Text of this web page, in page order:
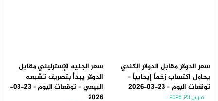
سعر الدولار مقابل الدولار الكندي
يحاول اكتساب زخماً إيجابياً –
توقعات اليوم – 23-03-2026
مارس 23, 2026
سعر الجنيه الإسترليني مقابل
الدولار يبدأ بتصريف تشبعه
البيعي – توقعات اليوم – 23-03-
2026